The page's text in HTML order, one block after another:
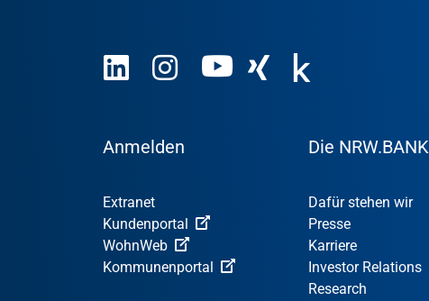
Anmelden
Extranet
Kundenportal
WohnWeb
Kommunenportal
Die NRW.BANK
Dafür stehen wir
Presse
Karriere
Investor Relations
Research